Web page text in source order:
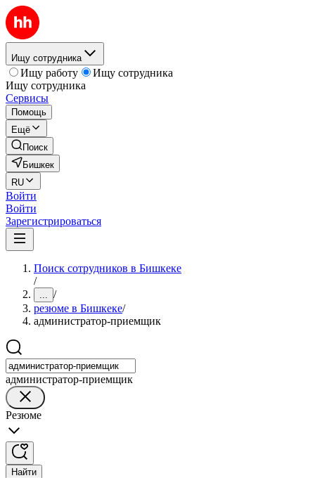
Ищу сотрудника
Ищу работу
Ищу сотрудника
Ищу сотрудника
Сервисы
Помощь
Ещё
Поиск
Бишкек
RU
Войти
Войти
Зарегистрироваться
Поиск сотрудников в Бишкеке
/
... /
резюме в Бишкеке/
администратор-приемщик
администратор-приемщик
Резюме
Найти